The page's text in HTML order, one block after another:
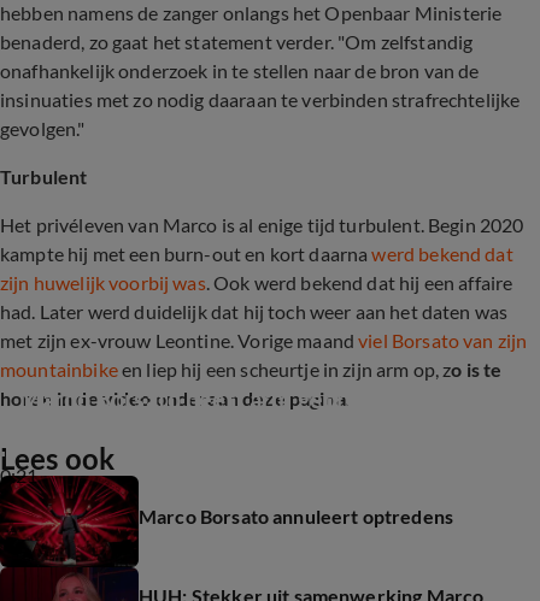
hebben namens de zanger onlangs het Openbaar Ministerie
benaderd, zo gaat het statement verder. "Om zelfstandig
onafhankelijk onderzoek in te stellen naar de bron van de
insinuaties met zo nodig daaraan te verbinden strafrechtelijke
gevolgen."
Turbulent
Het privéleven van Marco is al enige tijd turbulent. Begin 2020
kampte hij met een burn-out en kort daarnawerd bekend dat
zijn huwelijk voorbij was. Ook werd bekend dat hij een affaire
had. Later werd duidelijk dat hij toch weer aan het daten was
met zijn ex-vrouw Leontine. Vorige maandviel Borsato van zijn
mountainbikeen liep hij een scheurtje in zijn arm op, zo is te
horen in de video onderaan deze pagina.
0:21
Marco Borsato heeft arm gebroken
Lees ook
Marco Borsato annuleert optredens
HUH: Stekker uit samenwerking Marco